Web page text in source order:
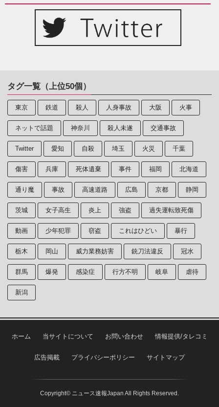
タグ一覧（上位50個）
東京 鉄道 殺人 人身事故 大阪 火事
ネットで話題 神奈川 殺人未遂 交通事故
Twitter 愛知 自殺 埼玉 火災 千葉
傷害 兵庫 死体遺棄 事件 福岡 北海道
通り魔 事故 高速道路 広島 京都 静岡
茨城 女子高生 炎上 強盗 過失運転致死傷
動画 少年犯罪 窃盗 これはひどい 暴行
栃木 岡山 威力業務妨害 銃刀法違反 冠水
群馬 爆発 感染症 行方不明 岐阜 虐待
新潟
ホーム 当サイトについて お問い合わせ 情報提供/タレコミ
広告掲載 プライバシーポリシー サイトマップ
Copyright© ニュース速報Japan All Rights Reserved.